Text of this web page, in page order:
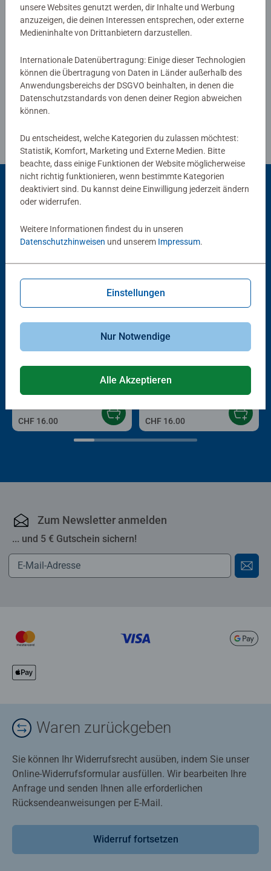
von Ravensburger Kinderpuzzles mit den beliebtesten
Motiven, von 2 Teilen bis 300 Teilen, ist garantiert für
jedes Kind das Richtige dabei. Die Auswahl der Motive
sehr am Herzen. Deshalb wird die Unbedenklichkeit aller
Materialien von einem unabhängigen Institut bestätigt.
Seit mehr als 100 Jahren entwickeln wir Puzzles, wie
Kinder sie lieben: altersgerecht in Motiv, Teilezahl und -
Verfasse eine Bewertung
Richtlinien für Bewertungen
Andere Kunden mögen auch
Liebe liegt in der Luft
CHF 16.00
Welpen-Pop-Out
CHF 16.00
Zum Newsletter anmelden
... und 5 € Gutschein sichern!
Waren zurückgeben
Sie können Ihr Widerrufsrecht ausüben, indem Sie unser
Online-Widerrufsformular ausfüllen. Wir bearbeiten Ihre
Anfrage und senden Ihnen alle erforderlichen
Rücksendeanweisungen per E-Mail.
Widerruf fortsetzen
unsere Websites genutzt werden, dir Inhalte und Werbung
anzuzeigen, die deinen Interessen entsprechen, oder externe
Medieninhalte von Drittanbietern darzustellen.
Internationale Datenübertragung: Einige dieser Technologien
können die Übertragung von Daten in Länder außerhalb des
Anwendungsbereichs der DSGVO beinhalten, in denen die
Datenschutzstandards von denen deiner Region abweichen
können.
Du entscheidest, welche Kategorien du zulassen möchtest:
Statistik, Komfort, Marketing und Externe Medien. Bitte
beachte, dass einige Funktionen der Website möglicherweise
nicht richtig funktionieren, wenn bestimmte Kategorien
deaktiviert sind. Du kannst deine Einwilligung jederzeit ändern
oder widerrufen.
Weitere Informationen findest du in unseren
Datenschutzhinweisen und unserem Impressum.
Einstellungen
Nur Notwendige
Alle Akzeptieren